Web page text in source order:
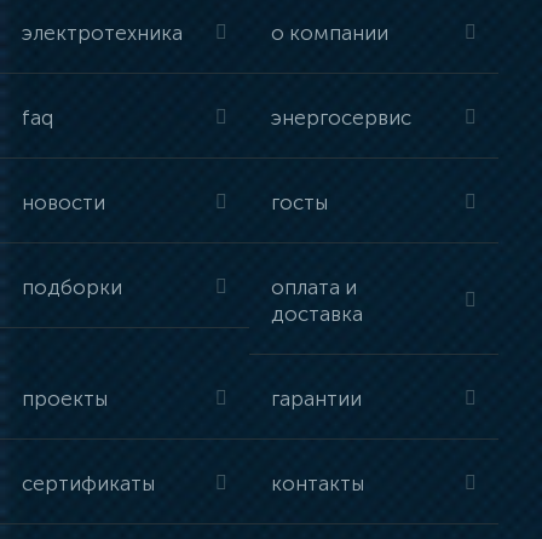
электротехника о компании
faq энергосервис
новости госты
подборки
оплата и
доставка
проекты гарантии
сертификаты контакты